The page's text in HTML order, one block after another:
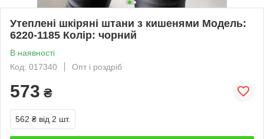
Утеплені шкіряні штани з кишенями Модель:
6220-1185 Колір: чорний
В наявності
Код: 017340
Опт і роздріб
573 ₴
562 ₴ від 2 шт.